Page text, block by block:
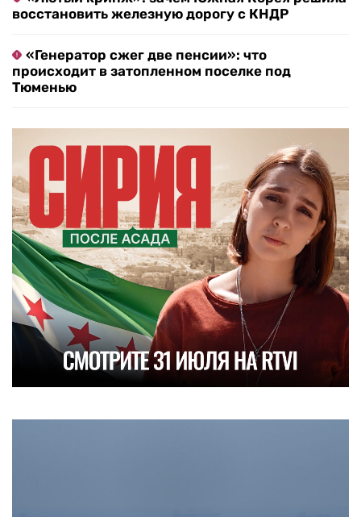
восстановить железную дорогу с КНДР
«Генератор сжег две пенсии»: что
происходит в затопленном поселке под
Тюменью